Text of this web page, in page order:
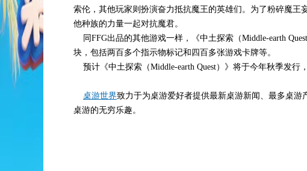
索伦，其他玩家则扮演奋力抵抗魔王的英雄们。为了粉碎魔
他种族的力量一起对抗魔君。
同FFG出品的其他游戏一样，《中土探索（Middle-earth
块，包括两百多个指示物标记和四百多张游戏卡牌等。
预计《中土探索（Middle-earth Quest）》将于今年秋季发行
桌游世界致力于为桌游爱好者提供最新桌游新闻、最多桌
桌游的无穷乐趣。